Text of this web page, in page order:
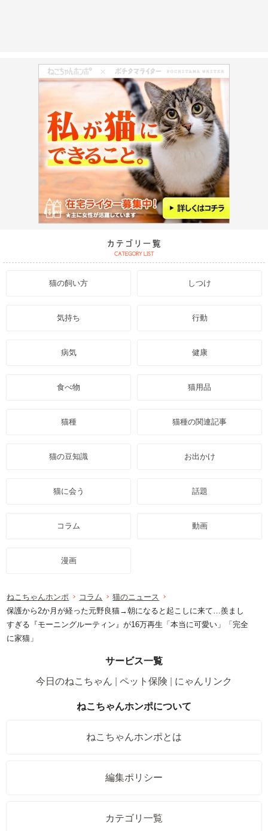
猫の飼い方 しつけ
気持ち 行動
病気 健康
食べ物 猫用品
猫種 猫種の関連記事
猫の豆知識 お出かけ
猫に会う 話題
コラム 動画
漫画
ねこちゃんホンポ コラム
猫のニュース
保護から2か月が経った元野良猫→朝になると起こしに来て…羨まし
すぎる『モーニングルーティン』が16万再生「本当に可愛い」「完全
に家猫」
サービス一覧
今日のねこちゃん
ペット保険 にゃんリンク
ねこちゃんホンポについて
ねこちゃんホンポとは
編集ポリシー
カテゴリ一覧